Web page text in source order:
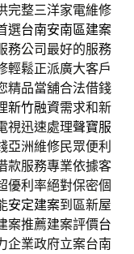
完整三洋家電維修
選台南安南區建案
務公司最好的服務
輕鬆正派廣大客戶
精品當舖合法借錢
新竹融資需求和新
視迅速處理聲寶服
亞洲維修民眾便利
款服務專業依據客
優利率絕對保密個
安定建案到區新屋
案推薦建案評價台
企業政府立案台南